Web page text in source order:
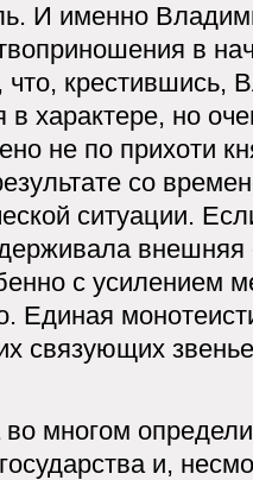
И именно
в
что, крестившись,
характере, но
не по прихоти
со
ситуации.
внешняя
с усилением
Единая
связующих
во многом
и,